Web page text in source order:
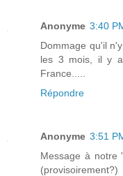
Anonyme 3:40
Dommage qu'il
les 3 mois, il y
France.....
Répondre
Anonyme 3:51
Message à notre